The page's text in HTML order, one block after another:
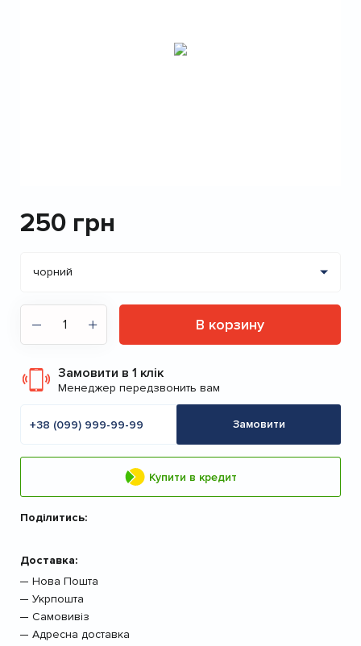
250 грн
В корзину
Замовити в 1 клік
Менеджер передзвонить вам
телефон
Замовити
Купити в кредит
Поділитись:
Доставка:
Нова Пошта
Укрпошта
Самовивіз
Адресна доставка